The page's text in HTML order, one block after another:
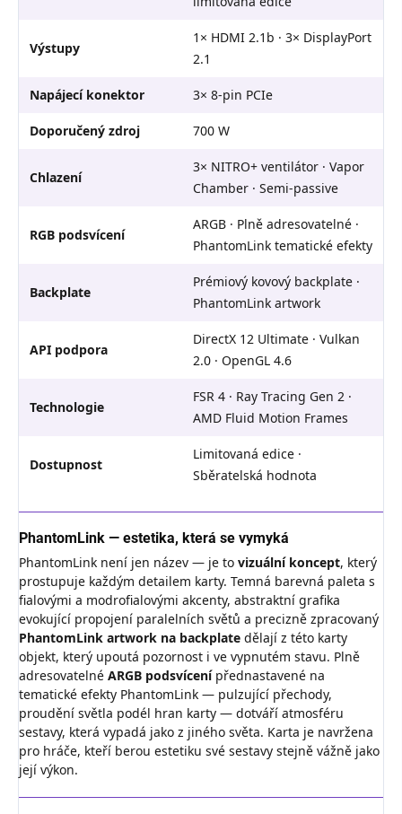
Výstupy
1× HDMI 2.1b · 3× DisplayPort
2.1
Napájecí konektor 3× 8-pin PCIe
Doporučený zdroj 700 W
Chlazení
3× NITRO+ ventilátor · Vapor
Chamber · Semi-passive
RGB podsvícení
ARGB · Plně adresovatelné ·
PhantomLink tematické efekty
Backplate
Prémiový kovový backplate ·
PhantomLink artwork
API podpora
DirectX 12 Ultimate · Vulkan
2.0 · OpenGL 4.6
Technologie
FSR 4 · Ray Tracing Gen 2 ·
AMD Fluid Motion Frames
Dostupnost
Limitovaná edice ·
Sběratelská hodnota
PhantomLink — estetika, která se vymyká
PhantomLink není jen název — je to vizuální koncept, který
prostupuje každým detailem karty. Temná barevná paleta s
fialovými a modrofialovými akcenty, abstraktní grafika
evokující propojení paralelních světů a precizně zpracovaný
PhantomLink artwork na backplate dělají z této karty
objekt, který upoutá pozornost i ve vypnutém stavu. Plně
adresovatelné ARGB podsvícenípřednastavené na
tematické efekty PhantomLink — pulzující přechody,
proudění světla podél hran karty — dotváří atmosféru
sestavy, která vypadá jako z jiného světa. Karta je navržena
pro hráče, kteří berou estetiku své sestavy stejně vážně jako
její výkon.